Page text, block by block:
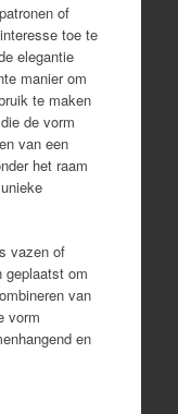
of
toe te
elegantie
manier om
te maken
de vorm
van een
het raam
vazen of
geplaatst om
van
vorm
en